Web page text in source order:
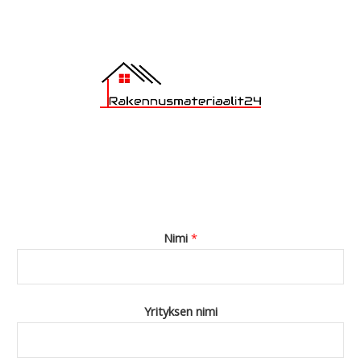
Nimi *
Yrityksen nimi